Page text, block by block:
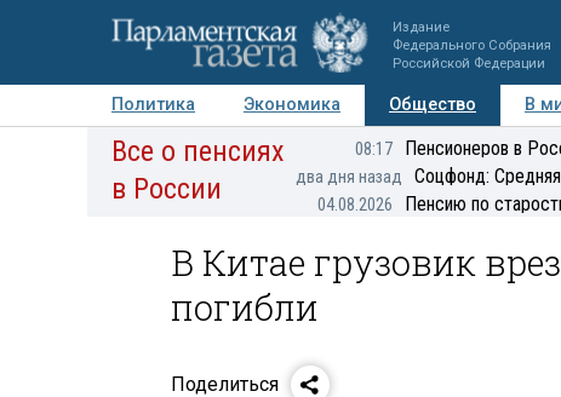
Издание
Федерального Собрания
Российской Федерации
Политика Экономика Общество В
Авторы Персоны Мнения Регионы
Все о пенсиях
в России
08:17 Пенсионеров в
два дня назад Соцфонд:
04.08.2026 Пенсию по
В Китае грузовик
погибли
Поделиться